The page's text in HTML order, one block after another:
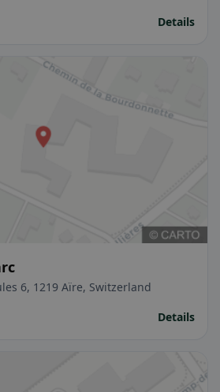
Details
6, 1219 Aïre, Switzerland
Details